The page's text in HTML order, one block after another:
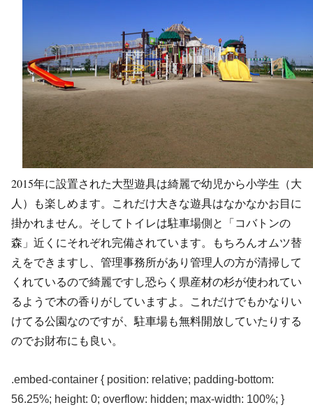
2015年に設置された大型遊具は綺麗で幼児から小学生（大
人）も楽しめます。これだけ大きな遊具はなかなかお目に
掛かれません。そしてトイレは駐車場側と「コバトンの
森」近くにそれぞれ完備されています。もちろんオムツ替
えをできますし、管理事務所があり管理人の方が清掃して
くれているので綺麗ですし恐らく県産材の杉が使われてい
るようで木の香りがしていますよ。これだけでもかなりい
けてる公園なのですが、駐車場も無料開放していたりする
のでお財布にも良い。
.embed-container { position: relative; padding-bottom:
56.25%; height: 0; overflow: hidden; max-width: 100%; }